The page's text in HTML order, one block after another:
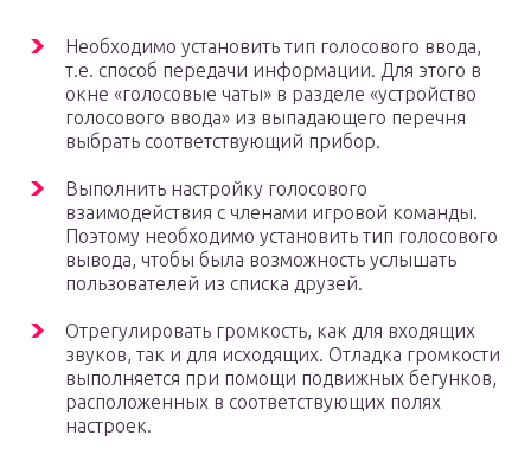
Необходимо установить тип голосового ввода,
т.е. способ передачи информации. Для этого в
окне «голосовые чаты» в разделе «устройство
голосового ввода» из выпадающего перечня
выбрать соответствующий прибор.
Выполнить настройку голосового
взаимодействия с членами игровой команды.
Поэтому необходимо установить тип голосового
вывода, чтобы была возможность услышать
пользователей из списка друзей.
Отрегулировать громкость, как для входящих
звуков, так и для исходящих. Отладка громкости
выполняется при помощи подвижных бегунков,
расположенных в соответствующих полях
настроек.